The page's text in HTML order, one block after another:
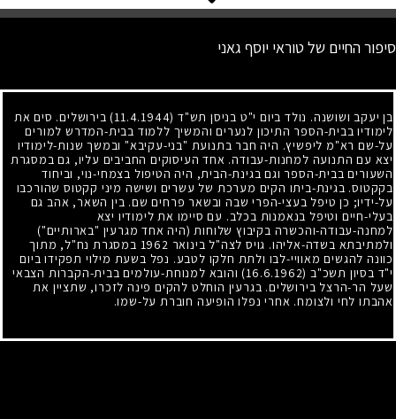
סיפור החיים של טוראי יוסף גאני
בן יעקב ושושנה. נולד ביום י"ט בניסן תש"ד (11.4.1944)
בירושלים. סים את
לימודיו בבית-הספר התיכון לנערים והמשיך ללמוד בבית-המדרש למורים
על-שם רא"מ ליפשיץ. היה חבר בתנועת "בני-עקיבא" ובמשך שנות-לימודיו
יצא עם התנועה למחנות-עבודה. אחד העיסוקים החביבים עליו, גם במסגרת
השעורים בבית-הספר וגם בגינת-הבית, היה הטיפול בצמחי-נוי, וביחוד
בקקטוס. בגינת-ביתו הקים מערכת של עשרים ושישה מיני קקטוס שהורכבו
על-ידיו; כן טיפל בעצי-הפרי שבה ובשאר פרחים שם. בין השאר, אהב גם
בעלי-חיים וטיפל בנאמנות בכלב. עם סיימו את לימודיו יצא
למחנה-עבודה-והכשרה בקיבוץ שלוחות (היה אחד מגרעין "בארותיים")
ולמתיבתא בשדה-אליהו. גויס לצה"ל בינואר 1962 במסגרת נח"ל, מתוך
כוונה להגשים מאוויי-לבו ולתת חלקו לטבע. נפל בשעת מילוי תפקידו ביום
י"ד בסיון תשכ"ב (16.6.1962)
והובא למנוחת-עולמים בבית-הקברות הצבאי
שעל הר-הרצל בירושלים. בגרעין הוחלט להקים פינה לזכרו, שתציין את
אהבתו לחי ולצומח. אחרי נפלו הופיעה חוברת על-שמו.